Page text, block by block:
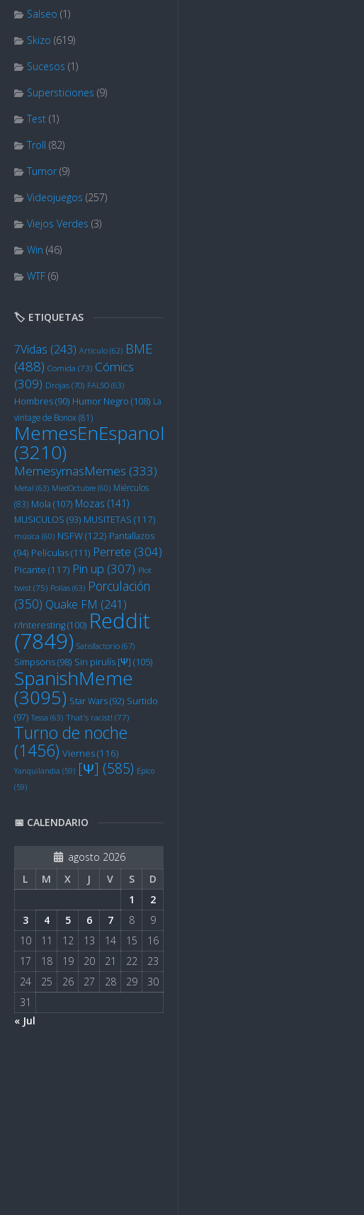
Salseo (1)
Skizo (619)
Sucesos (1)
Supersticiones (9)
Test (1)
Troll (82)
Tumor (9)
Videojuegos (257)
Viejos Verdes (3)
Win (46)
WTF (6)
🏷️ ETIQUETAS
7Vidas (243) Artículo (62) BME
(488) Comida (73) Cómics
(309) Drojas (70) FALSO (63)
Hombres(90) Humor Negro (108) La
vintage de Bonox(81)
MemesEnEspanol
(3210)
MemesymasMemes (333)
Metal (63) MiedOctubre (60) Miérculos
(83) Mola (107) Mozas (141)
MUSICULOS (93) MUSITETAS (117)
música (60) NSFW(122) Pantallazos
(94) Películas(111) Perrete (304)
Picante (117) Pin up (307) Plot
twist (75) Pollas (63) Porculación
(350) Quake FM (241)
r/Interesting(100) Reddit
(7849) Satisfactorio (67)
Simpsons(98) Sin pirulís [Ψ] (105)
SpanishMeme
(3095) Star Wars(92) Surtido
(97) Tessa (63) That's racist! (77)
Turno de noche
(1456) Viernes(116)
Yanquilandia (59) [Ψ] (585) Épico
(59)
📅 CALENDARIO
agosto 2026
L
M X J V S
D
1
2
3
4 5 6 7 8
9
10
11 12 13 14 15
16
17
18 19 20 21 22
23
24
25 26 27 28 29
30
31
« Jul